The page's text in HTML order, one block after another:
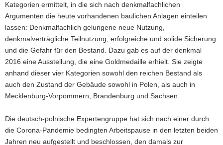
Kategorien ermittelt, in die sich nach denkmalfachlichen
Argumenten die heute vorhandenen baulichen Anlagen einteilen
lassen: Denkmalfachlich gelungene neue Nutzung,
denkmalverträgliche Teilnutzung, erfolgreiche und solide Sicherung
und die Gefahr für den Bestand. Dazu gab es auf der denkmal
2016 eine Ausstellung, die eine Goldmedaille erhielt. Sie zeigte
anhand dieser vier Kategorien sowohl den reichen Bestand als
auch den Zustand der Gebäude sowohl in Polen, als auch in
Mecklenburg-Vorpommern, Brandenburg und Sachsen.
Die deutsch-polnische Expertengruppe hat sich nach einer durch
die Corona-Pandemie bedingten Arbeitspause in den letzten beiden
Jahren neu aufgestellt und beschlossen, den damals zur